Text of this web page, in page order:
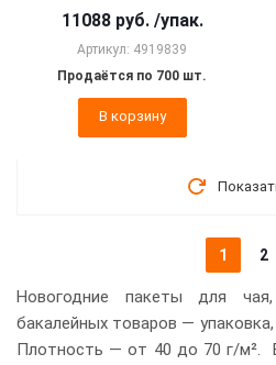
11088 руб. /упак.
Артикул: 4919839
Продаётся по 700 шт.
В корзину
1 2
Новогодние пакеты для
бакалейных товаров —
Плотность — от 40 до 70 г/м².